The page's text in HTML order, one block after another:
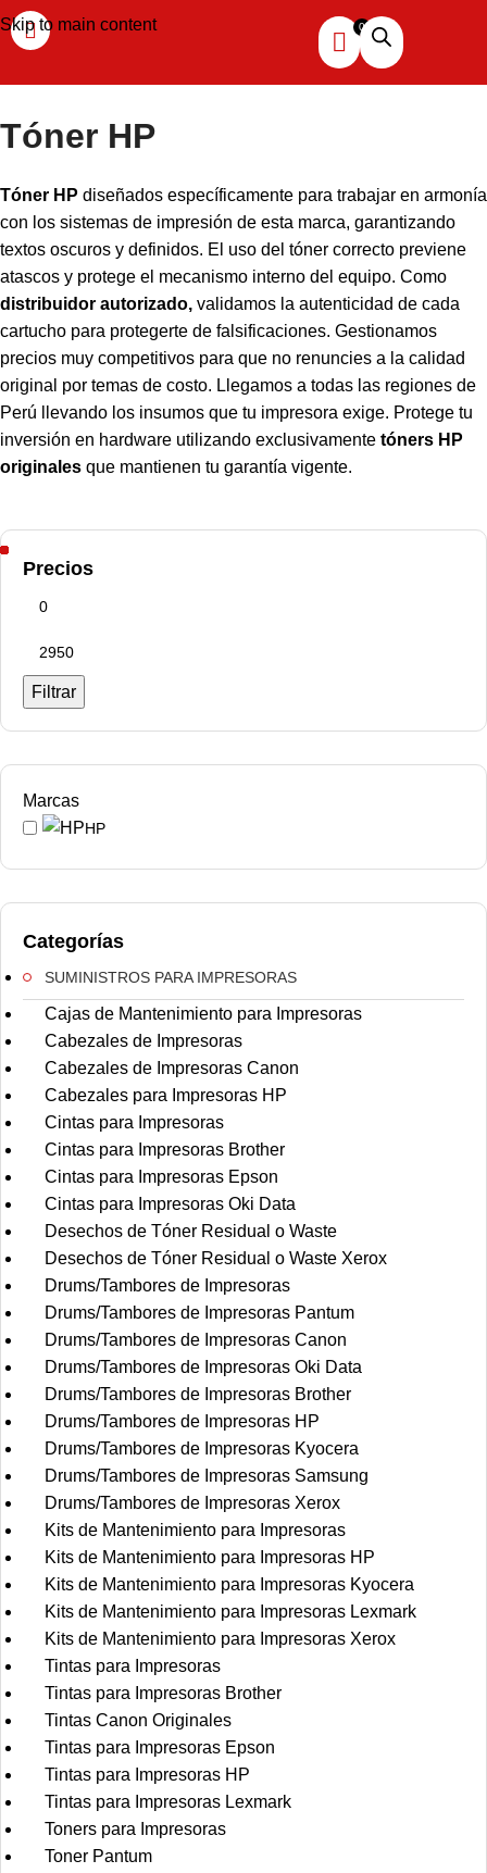
Skip to main content
Tóner HP
Tóner HP diseñados específicamente para trabajar en armonía
con los sistemas de impresión de esta marca, garantizando
textos oscuros y definidos. El uso del tóner correcto previene
atascos y protege el mecanismo interno del equipo. Como
distribuidor autorizado, validamos la autenticidad de cada
cartucho para protegerte de falsificaciones. Gestionamos
precios muy competitivos para que no renuncies a la calidad
original por temas de costo. Llegamos a todas las regiones de
Perú llevando los insumos que tu impresora exige. Protege tu
inversión en hardware utilizando exclusivamente tóners HP
originales que mantienen tu garantía vigente.
Precios
Filtrar
Marcas
HP
Categorías
SUMINISTROS PARA IMPRESORAS
Cajas de Mantenimiento para Impresoras
Cabezales de Impresoras
Cabezales de Impresoras Canon
Cabezales para Impresoras HP
Cintas para Impresoras
Cintas para Impresoras Brother
Cintas para Impresoras Epson
Cintas para Impresoras Oki Data
Desechos de Tóner Residual o Waste
Desechos de Tóner Residual o Waste Xerox
Drums/Tambores de Impresoras
Drums/Tambores de Impresoras Pantum
Drums/Tambores de Impresoras Canon
Drums/Tambores de Impresoras Oki Data
Drums/Tambores de Impresoras Brother
Drums/Tambores de Impresoras HP
Drums/Tambores de Impresoras Kyocera
Drums/Tambores de Impresoras Samsung
Drums/Tambores de Impresoras Xerox
Kits de Mantenimiento para Impresoras
Kits de Mantenimiento para Impresoras HP
Kits de Mantenimiento para Impresoras Kyocera
Kits de Mantenimiento para Impresoras Lexmark
Kits de Mantenimiento para Impresoras Xerox
Tintas para Impresoras
Tintas para Impresoras Brother
Tintas Canon Originales
Tintas para Impresoras Epson
Tintas para Impresoras HP
Tintas para Impresoras Lexmark
Toners para Impresoras
Toner Pantum